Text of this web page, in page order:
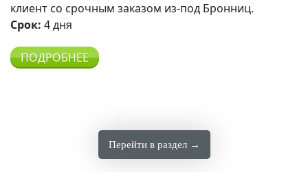
клиент со срочным заказом из-под Бронниц.
Срок: 4 дня
ПОДРОБНЕЕ
Перейти в раздел →